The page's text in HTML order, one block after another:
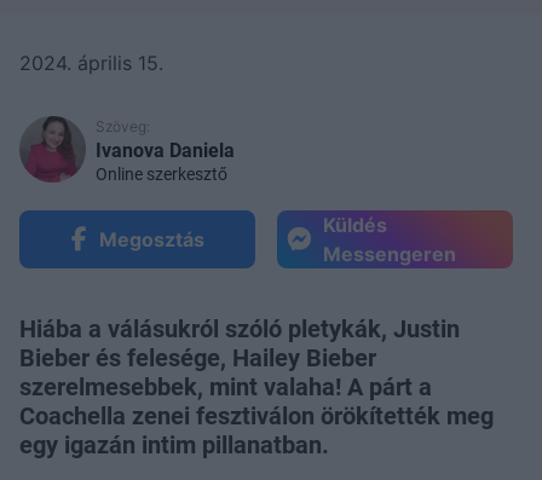
2024. április 15.
Szöveg:
Ivanova Daniela
Online szerkesztő
Megosztás
Küldés
Messengeren
Hiába a válásukról szóló pletykák, Justin
Bieber és felesége, Hailey Bieber
szerelmesebbek, mint valaha! A párt a
Coachella zenei fesztiválon örökítették meg
egy igazán intim pillanatban.